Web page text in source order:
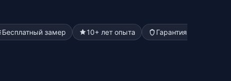
Бесплатный замер 10+ лет опыта Гарантия до 5 лет